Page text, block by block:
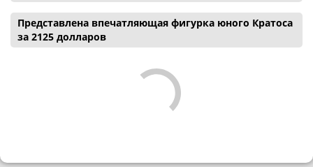
Представлена впечатляющая фигурка юного Кратоса
за 2125 долларов